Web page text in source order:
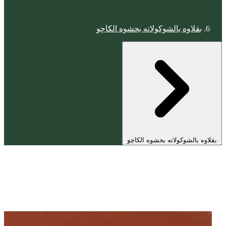
بقلاوه بالشوكولاته بحشوه الكاچو
بقلاوه بالشوكولاته بحشوه الكاچو